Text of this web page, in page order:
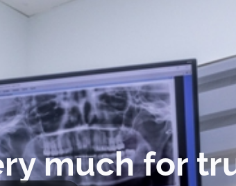
much for